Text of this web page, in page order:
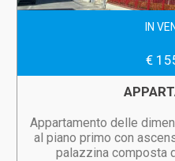
IN
€
Appartamento delle
al piano primo con
palazzina composta